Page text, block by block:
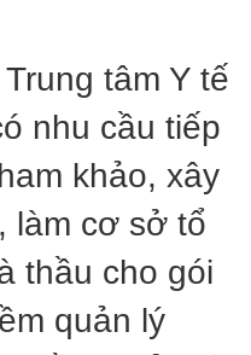
tâm Y tế
nhu cầu tiếp
khảo, xây
làm cơ sở tổ
thầu cho gói
quản lý